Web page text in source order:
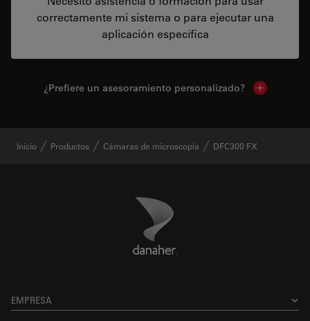
correctamente mi sistema o para ejecutar una
aplicación específica
¿Prefiere un asesoramiento personalizado? Show local
Inicio Productos Cámaras de microscopía DFC300 FX
Danaher Logo
EMPRESA